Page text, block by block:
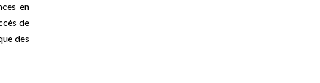
en
de
des